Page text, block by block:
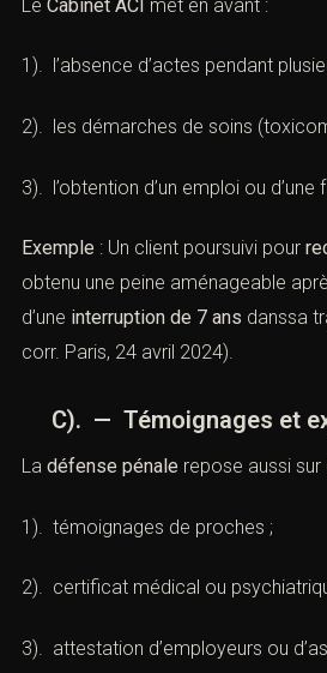
Le Cabinet ACI met en avant :
1). l’absence d’actes pendant
2). les démarches de soins
3). l’obtention d’un emploi ou d’une
Exemple : Un client poursuivi pour
obtenu une peine aménageable
d’une interruption de 7 ans danssa
corr. Paris, 24 avril 2024).
C). — Témoignages et
La défense pénale repose aussi
1). témoignages de proches ;
2). certificat médical ou
3). attestation d’employeurs ou